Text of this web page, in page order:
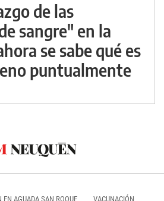
de las
sangre" en la
se sabe qué es
puntualmente
EN AGUADA SAN ROQUE VACUNACIÓN